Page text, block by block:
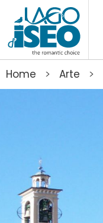
Home > Arte >